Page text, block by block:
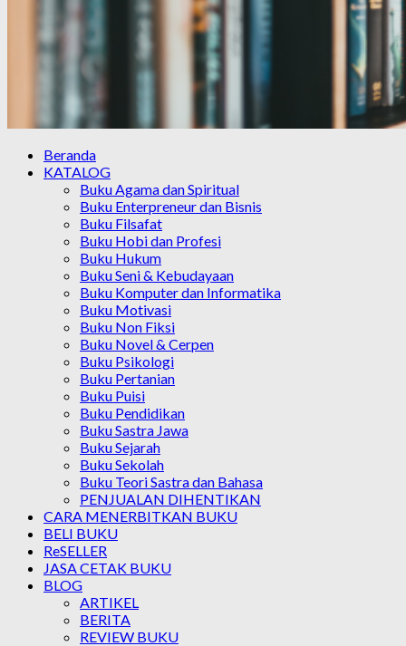
Beranda
KATALOG
Buku Agama dan Spiritual
Buku Enterpreneur dan Bisnis
Buku Filsafat
Buku Hobi dan Profesi
Buku Hukum
Buku Seni & Kebudayaan
Buku Komputer dan Informatika
Buku Motivasi
Buku Non Fiksi
Buku Novel & Cerpen
Buku Psikologi
Buku Pertanian
Buku Puisi
Buku Pendidikan
Buku Sastra Jawa
Buku Sejarah
Buku Sekolah
Buku Teori Sastra dan Bahasa
PENJUALAN DIHENTIKAN
CARA MENERBITKAN BUKU
BELI BUKU
ReSELLER
JASA CETAK BUKU
BLOG
ARTIKEL
BERITA
REVIEW BUKU